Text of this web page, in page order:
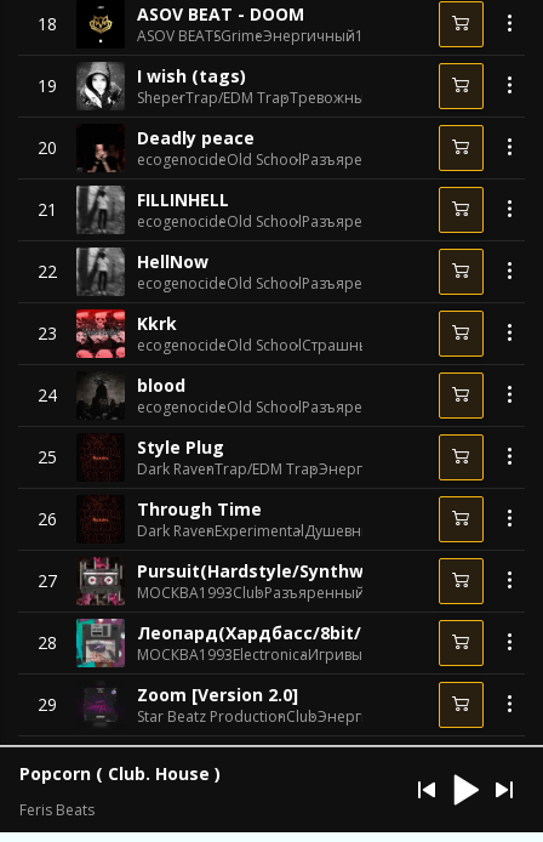
18 ASOV BEAT - DOOM
ASOV BEATSGrimeЭнергичный170 BPM
19 I wish (tags)
SheperTrap/EDM TrapТревожный
20 Deadly peace
ecogenocideOld SchoolРазъяренный 120 BPM
21 FILLINHELL
ecogenocideOld SchoolРазъяренный
22 HellNow
ecogenocideOld SchoolРазъяренный 130 BPM
23 Kkrk
ecogenocideOld SchoolСтрашный
24 blood
ecogenocideOld SchoolРазъяренный 120 BPM
25 Style Plug
Dark RavenTrap/EDM TrapЭнергичный 147 BPM
26 Through Time
Dark RavenExperimentalДушевный
27 Pursuit(Hardstyle/Synthwave)
МОСКВА1993ClubРазъяренный
28 Леопард(Хардбасс/8bit/Electroclash)
МОСКВА1993ElectronicaИгривый
29 Zoom [Version 2.0]
Star Beatz ProductionClubЭнергичный 80 BPM
Popcorn ( Club. House )
Feris Beats